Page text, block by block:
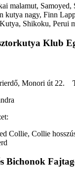
malamut,
kutya nagy, Finn
Shikoku, Perui
Klub
Monori út 22.
Collie, Collie
Bichonok